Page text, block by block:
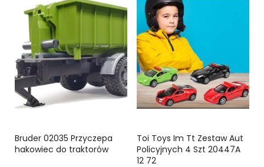
Bruder 02035 Przyczepa
hakowiec do traktorów
Toi Toys Im Tt Zestaw Aut
Policyjnych 4 Szt 20447A
12 72